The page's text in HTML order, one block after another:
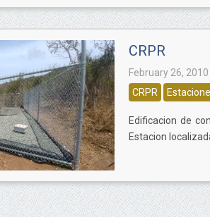
CRPR
February 26, 2010
CRPR
Edificacion de
Estacion